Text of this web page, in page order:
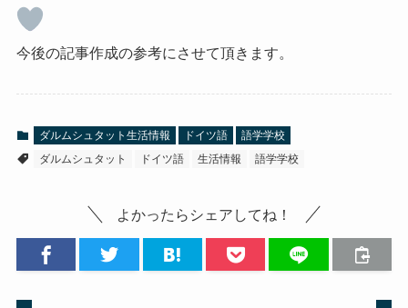
今後の記事作成の参考にさせて頂きます。
ダルムシュタット生活情報 ドイツ語
語学学校
ダルムシュタット
ドイツ語 生活情報 語学学校
よかったらシェアしてね！